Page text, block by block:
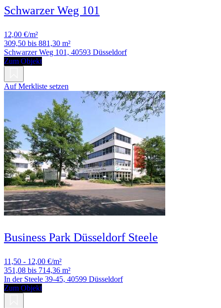
Schwarzer Weg 101
12,00 €/m²
309,50 bis 881,30 m²
Schwarzer Weg 101, 40593 Düsseldorf
Zum Objekt
Auf Merkliste setzen
Business Park Düsseldorf Steele
11,50 - 12,00 €/m²
351,08 bis 714,36 m²
In der Steele 39-45, 40599 Düsseldorf
Zum Objekt